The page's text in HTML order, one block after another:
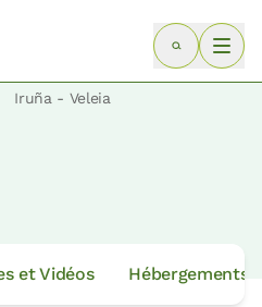
Iruña - Veleia
et Vidéos Hébergements